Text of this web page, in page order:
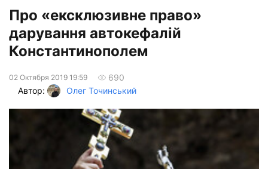
Про «ексклюзивне право»
дарування автокефалій
Константинополем
02 Октября 2019 19:59
690
Автор:
Олег Точинський